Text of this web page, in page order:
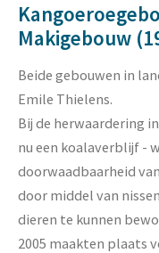
Makigebouw
Beide gebouwen in
Emile Thielens.
Bij de herwaardering
nu een koalaverblijf -
doorwaadbaarheid
door middel van
dieren te kunnen
2005 maakten plaats